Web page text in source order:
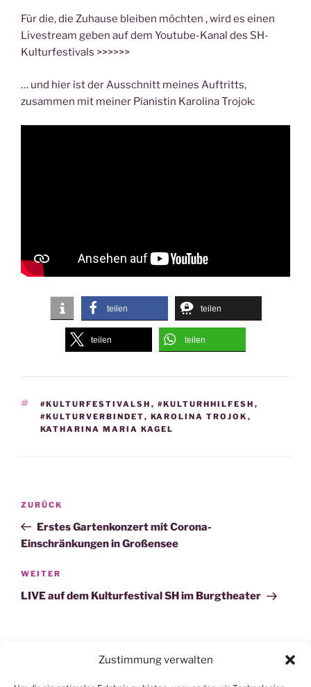
Zustimmung verwalten
Für die, die Zuhause bleiben möchten , wird es einen
Livestream geben auf dem Youtube-Kanal des SH-
Kulturfestivals >>>>>>
… und hier ist der Ausschnitt meines Auftritts,
zusammen mit meiner Pianistin Karolina Trojok:
teilen teilen
teilen teilen
SCHLAGWÖRTER
#KULTURFESTIVALSH , #KULTURHHILFESH ,
#KULTURVERBINDET, KAROLINA TROJOK ,
KATHARINA MARIA KAGEL
Beitragsnavigation
Vorheriger
Beitrag
ZURÜCK
Erstes Gartenkonzert mit Corona-
Einschränkungen in Großensee
Nächster
Beitrag
WEITER
LIVE auf dem Kulturfestival SH im Burgtheater